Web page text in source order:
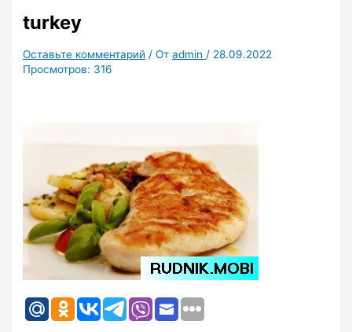
turkey
Оставьте комментарий / Отadmin / 28.09.2022
Просмотров: 316